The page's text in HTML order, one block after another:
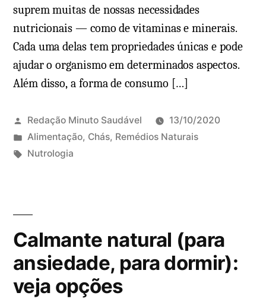
suprem muitas de nossas necessidades
nutricionais — como de vitaminas e minerais.
Cada uma delas tem propriedades únicas e pode
ajudar o organismo em determinados aspectos.
Além disso, a forma de consumo […]
Redação Minuto Saudável
13/10/2020
P
u
a
o
e
Alimentação, Chás, Remédios Naturais
T
Nutrologia
Calmante natural (para
ansiedade, para dormir):
veja opções